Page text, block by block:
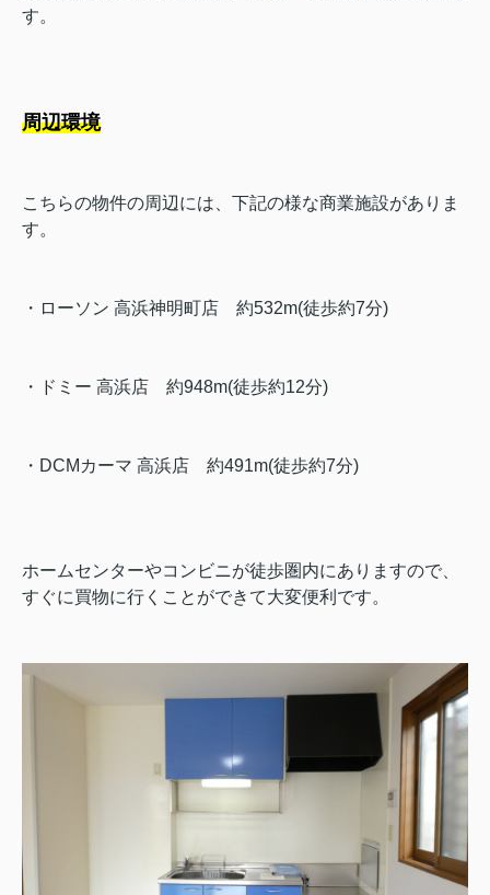
す。
周辺環境
こちらの物件の周辺には、下記の様な商業施設がありま
す。
・ローソン 高浜神明町店 約532m(徒歩約7分)
・ドミー 高浜店 約948m(徒歩約12分)
・DCMカーマ 高浜店 約491m(徒歩約7分)
ホームセンターやコンビニが徒歩圏内にありますので、
すぐに買物に行くことができて大変便利です。